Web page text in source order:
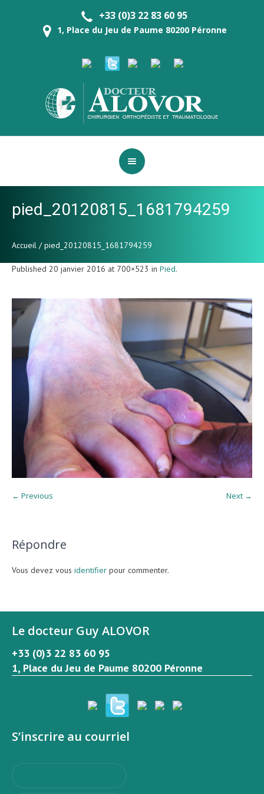
+33 (0)3 22 83 60 95
1, Place du Jeu de Paume 80200 Péronne
pied_20120815_1681794259
Accueil /pied_20120815_1681794259
Published 20 janvier 2016 at 700×523 in Pied.
← Previous Next →
Répondre
Vous devez vous identifier pour commenter.
Le docteur Guy ALOVOR
+33 (0)3 22 83 60 95
1, Place du Jeu de Paume 80200 Péronne
S’inscrire au courriel